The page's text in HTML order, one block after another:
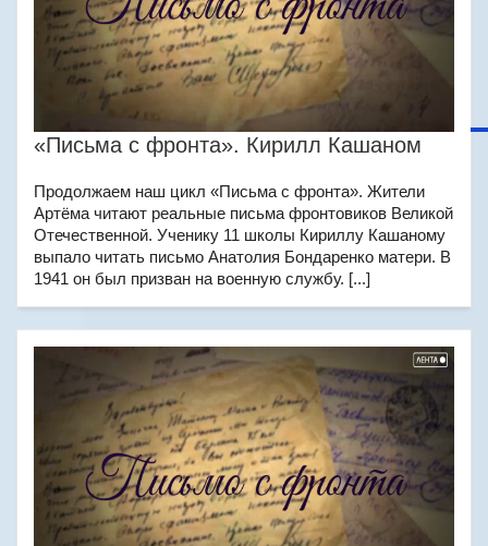
«Письма с фронта». Кирилл Кашаном
Продолжаем наш цикл «Письма с фронта». Жители
Артёма читают реальные письма фронтовиков Великой
Отечественной. Ученику 11 школы Кириллу Кашаному
выпало читать письмо Анатолия Бондаренко матери. В
1941 он был призван на военную службу. [...]